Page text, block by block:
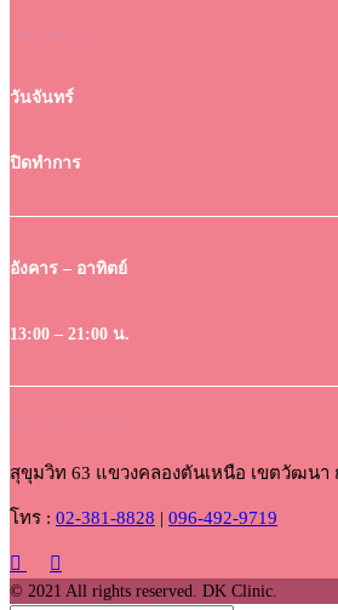
วันจันทร์
ปิดทำการ
อังคาร – อาทิตย์
13:00 – 21:00 น.
สุขุมวิท 63 แขวงคลองตันเหนือ เขตวัฒนา
โทร : 02-381-8828 | 096-492-9719
© 2021 All rights reserved. DK Clinic.